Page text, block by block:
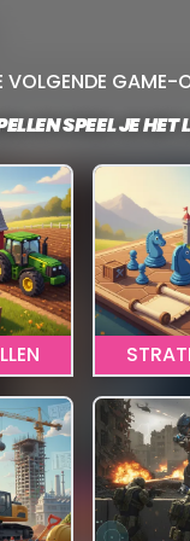
HIER OM TE SPELEN
VOLGENDE GAME-
SPEEL JE HET